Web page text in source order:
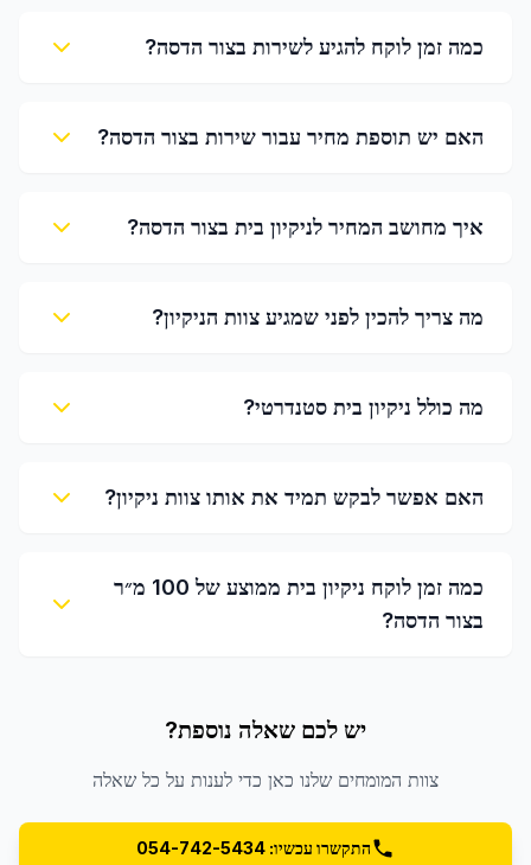
כמה זמן לוקח להגיע לשירות בצור הדסה?
האם יש תוספת מחיר עבור שירות בצור הדסה?
איך מחושב המחיר לניקיון בית בצור הדסה?
מה צריך להכין לפני שמגיע צוות הניקיון?
מה כולל ניקיון בית סטנדרטי?
האם אפשר לבקש תמיד את אותו צוות ניקיון?
כמה זמן לוקח ניקיון בית ממוצע של 100 מ״ר
בצור הדסה?
יש לכם שאלה נוספת?
צוות המומחים שלנו כאן כדי לענות על כל שאלה
התקשרו עכשיו: 054-742-5434